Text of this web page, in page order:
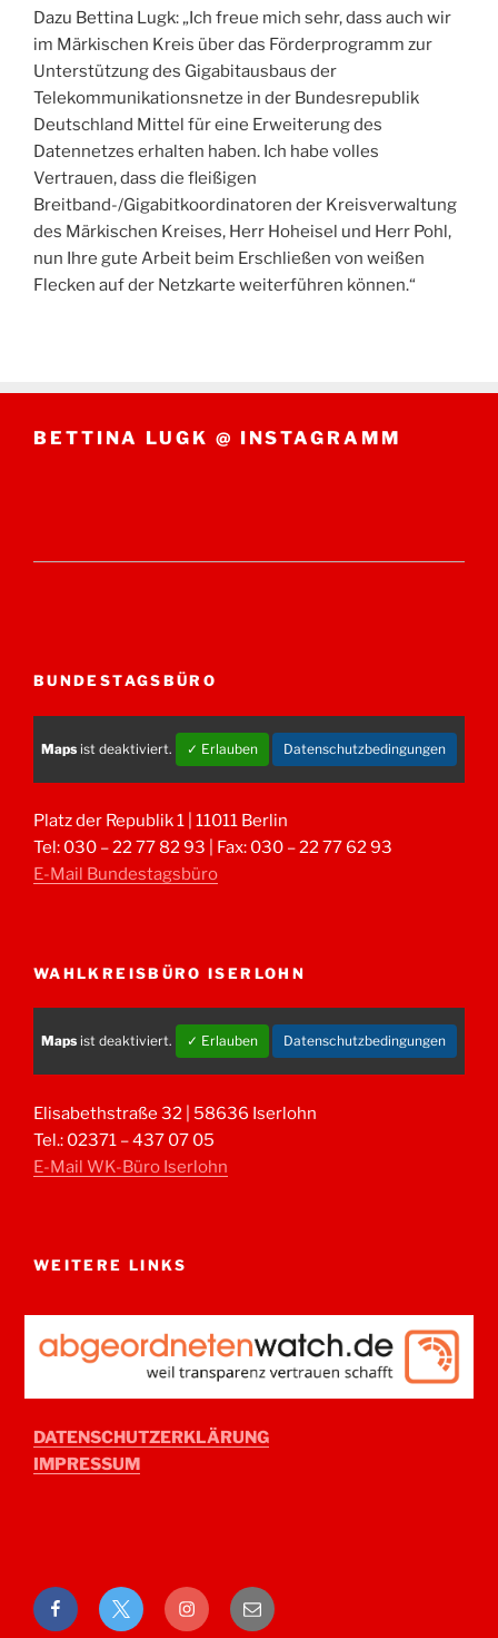
Dazu Bettina Lugk: „Ich freue mich sehr, dass auch wir
im Märkischen Kreis über das Förderprogramm zur
Unterstützung des Gigabitausbaus der
Telekommunikationsnetze in der Bundesrepublik
Deutschland Mittel für eine Erweiterung des
Datennetzes erhalten haben. Ich habe volles
Vertrauen, dass die fleißigen
Breitband-/Gigabitkoordinatoren der Kreisverwaltung
des Märkischen Kreises, Herr Hoheisel und Herr Pohl,
nun Ihre gute Arbeit beim Erschließen von weißen
Flecken auf der Netzkarte weiterführen können.“
BETTINA LUGK @ INSTAGRAMM
BUNDESTAGSBÜRO
Maps ist deaktiviert. ✓ Erlauben Datenschutzbedingungen
Platz der Republik 1 | 11011 Berlin
Tel: 030 – 22 77 82 93 | Fax: 030 – 22 77 62 93
E-Mail Bundestagsbüro
WAHLKREISBÜRO ISERLOHN
Maps ist deaktiviert. ✓ Erlauben Datenschutzbedingungen
Elisabethstraße 32 | 58636 Iserlohn
Tel.: 02371 – 437 07 05
E-Mail WK-Büro Iserlohn
WEITERE LINKS
DATENSCHUTZERKLÄRUNG
IMPRESSUM
FacebookTwitter Instagram
E-
Mail